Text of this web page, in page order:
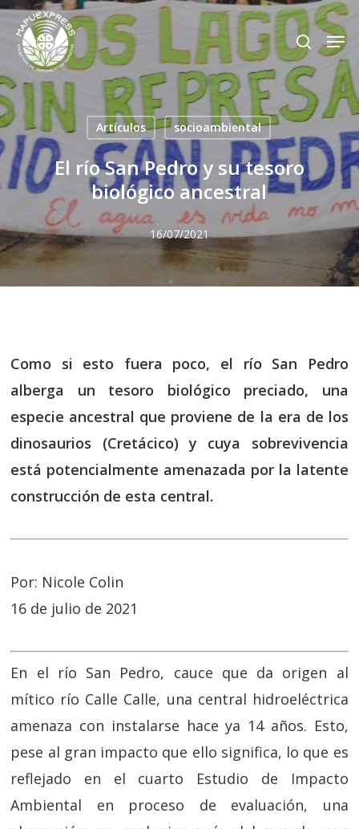
Skip
main
content
search
Artículos socioambiental
El río San Pedro y su tesoro
biológico ancestral
16/07/2021
Como si esto fuera poco, el río San Pedro
alberga un tesoro biológico preciado, una
especie ancestral que proviene de la era de los
dinosaurios (Cretácico) y cuya sobrevivencia
está potencialmente amenazada por la latente
construcción de esta central.
Por: Nicole Colin
16 de julio de 2021
En el río San Pedro, cauce que da origen al
mítico río Calle Calle, una central hidroeléctrica
amenaza con instalarse hace ya 14 años. Esto,
pese al gran impacto que ello significa, lo que es
reflejado en el cuarto Estudio de Impacto
Ambiental en proceso de evaluación, una
Close
Menu